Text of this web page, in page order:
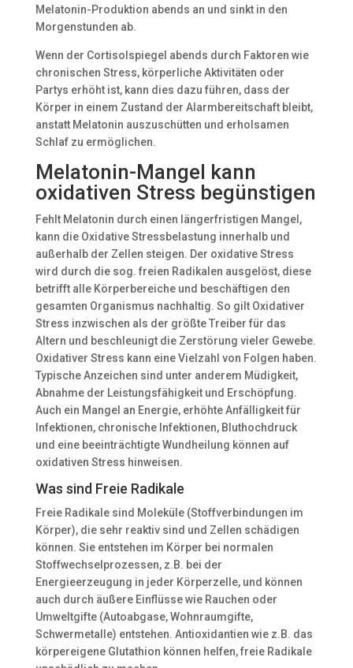
Melatonin-Produktion abends an und sinkt in den
Morgenstunden ab.
Wenn der Cortisolspiegel abends durch Faktoren wie
chronischen Stress, körperliche Aktivitäten oder
Partys erhöht ist, kann dies dazu führen, dass der
Körper in einem Zustand der Alarmbereitschaft bleibt,
anstatt Melatonin auszuschütten und erholsamen
Schlaf zu ermöglichen.
Melatonin-Mangel kann
oxidativen Stress begünstigen
Fehlt Melatonin durch einen längerfristigen Mangel,
kann die Oxidative Stressbelastung innerhalb und
außerhalb der Zellen steigen. Der oxidative Stress
wird durch die sog. freien Radikalen ausgelöst, diese
betrifft alle Körperbereiche und beschäftigen den
gesamten Organismus nachhaltig. So gilt Oxidativer
Stress inzwischen als der größte Treiber für das
Altern und beschleunigt die Zerstörung vieler Gewebe.
Oxidativer Stress kann eine Vielzahl von Folgen haben.
Typische Anzeichen sind unter anderem Müdigkeit,
Abnahme der Leistungsfähigkeit und Erschöpfung.
Auch ein Mangel an Energie, erhöhte Anfälligkeit für
Infektionen, chronische Infektionen, Bluthochdruck
und eine beeinträchtigte Wundheilung können auf
oxidativen Stress hinweisen.
Was sind Freie Radikale
Freie Radikale sind Moleküle (Stoffverbindungen im
Körper), die sehr reaktiv sind und Zellen schädigen
können. Sie entstehen im Körper bei normalen
Stoffwechselprozessen, z.B. bei der
Energieerzeugung in jeder Körperzelle, und können
auch durch äußere Einflüsse wie Rauchen oder
Umweltgifte (Autoabgase, Wohnraumgifte,
Schwermetalle) entstehen. Antioxidantien wie z.B. das
körpereigene Glutathion können helfen, freie Radikale